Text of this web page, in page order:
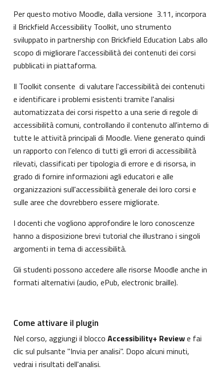
Per questo motivo Moodle, dalla versione 3.11, incorpora
il Brickfield Accessibility Toolkit, uno strumento
sviluppato in partnership con Brickfield Education Labs allo
scopo di migliorare l'accessibilità dei contenuti dei corsi
pubblicati in piattaforma.
Il Toolkit consente di valutare l'accessibilità dei contenuti
e identificare i problemi esistenti tramite l'analisi
automatizzata dei corsi rispetto a una serie di regole di
accessibilità comuni, controllando il contenuto all'interno di
tutte le attività principali di Moodle. Viene generato quindi
un rapporto con l’elenco di tutti gli errori di accessibilità
rilevati, classificati per tipologia di errore e di risorsa, in
grado di fornire informazioni agli educatori e alle
organizzazioni sull'accessibilità generale dei loro corsi e
sulle aree che dovrebbero essere migliorate.
I docenti che vogliono approfondire le loro conoscenze
hanno a disposizione brevi tutorial che illustrano i singoli
argomenti in tema di accessibilità.
Gli studenti possono accedere alle risorse Moodle anche in
formati alternativi (audio, ePub, electronic braille).
Come attivare il plugin
Nel corso, aggiungi il blocco Accessibility+ Reviewe fai
clic sul pulsante "Invia per analisi". Dopo alcuni minuti,
vedrai i risultati dell'analisi.